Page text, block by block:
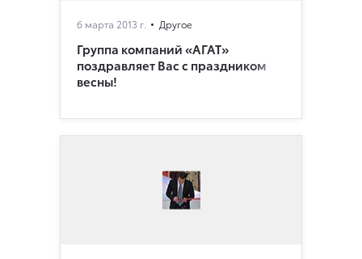
6 марта 2013 г. Другое
Группа компаний «АГАТ»
поздравляет Вас с праздником
весны!